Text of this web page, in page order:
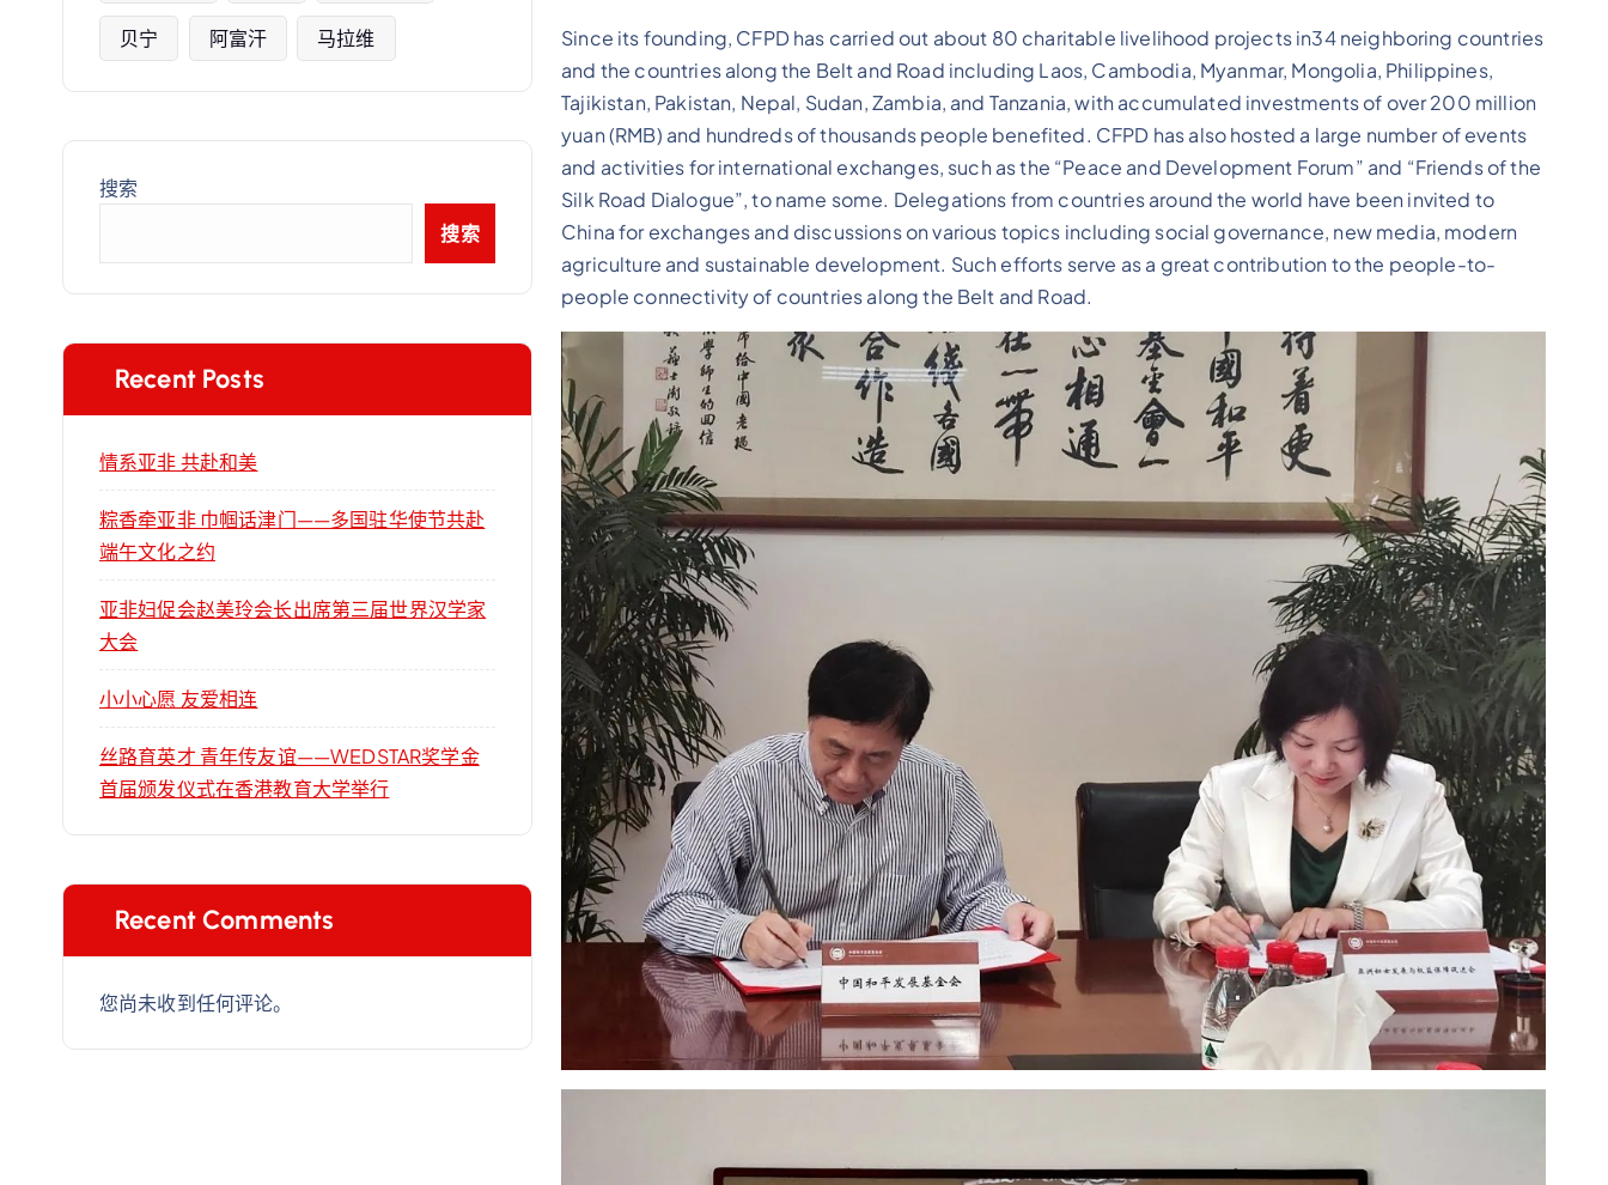
贝宁 阿富汗 马拉维
搜索
搜索
Recent Posts
情系亚非 共赴和美
粽香牵亚非 巾帼话津门——多国驻华使节共赴
端午文化之约
亚非妇促会赵美玲会长出席第三届世界汉学家
大会
小小心愿 友爱相连
丝路育英才 青年传友谊——WEDSTAR奖学金
首届颁发仪式在香港教育大学举行
Recent Comments
您尚未收到任何评论。
Since its founding, CFPD has carried out about 80 charitable livelihood projects in34 neighboring countries
and the countries along the Belt and Road including Laos, Cambodia, Myanmar, Mongolia, Philippines,
Tajikistan, Pakistan, Nepal, Sudan, Zambia, and Tanzania, with accumulated investments of over 200 million
yuan (RMB) and hundreds of thousands people benefited. CFPD has also hosted a large number of events
and activities for international exchanges, such as the “Peace and Development Forum” and “Friends of the
Silk Road Dialogue”, to name some. Delegations from countries around the world have been invited to
China for exchanges and discussions on various topics including social governance, new media, modern
agriculture and sustainable development. Such efforts serve as a great contribution to the people-to-
people connectivity of countries along the Belt and Road.